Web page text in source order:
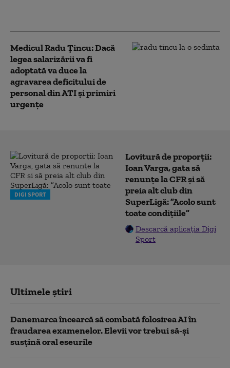
Medicul Radu Țincu: Dacă
legea salarizării va fi
adoptată va duce la
agravarea deficitului de
personal din ATI și primiri
urgențe
DIGI SPORT
Lovitură de proporții:
Ioan Varga, gata să
renunțe la CFR și să
preia alt club din
SuperLigă: ”Acolo sunt
toate condițiile”
Descarcă aplicația Digi
Sport
Ultimele știri
Danemarca încearcă să combată folosirea AI în
fraudarea examenelor. Elevii vor trebui să-şi
susţină oral eseurile